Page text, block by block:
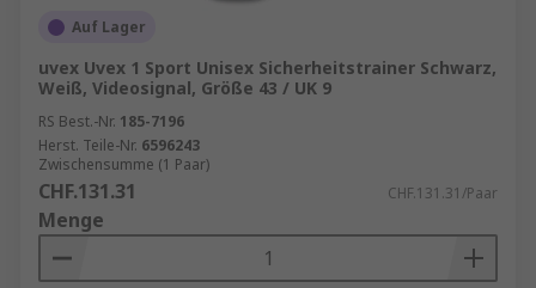
Auf Lager
uvex Uvex 1 Sport Unisex Sicherheitstrainer Schwarz,
Weiß, Videosignal, Größe 43 / UK 9
RS Best.-Nr. 185-7196
Herst. Teile-Nr. 6596243
Zwischensumme (1 Paar)
CHF.131.31 CHF.131.31/Paar
Menge